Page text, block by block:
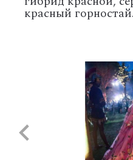
красный горностай.